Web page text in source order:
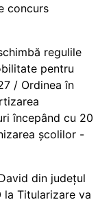
concurs
regulile
pentru
/ Ordinea în
începând cu 20
școlilor -
din județul
la Titularizare va